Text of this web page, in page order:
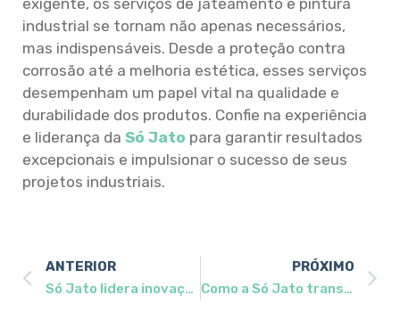
exigente, os serviços de jateamento e pintura
industrial se tornam não apenas necessários,
mas indispensáveis. Desde a proteção contra
corrosão até a melhoria estética, esses serviços
desempenham um papel vital na qualidade e
durabilidade dos produtos. Confie na experiência
e liderança da Só Jato para garantir resultados
excepcionais e impulsionar o sucesso de seus
projetos industriais.
ANTERIOR
Só Jato lidera inovações em jateamento e pintura industrial
PRÓXIMO
Como a Só Jato transformou projetos em sucesso com seus serviços de jateamento e pintura industrial?